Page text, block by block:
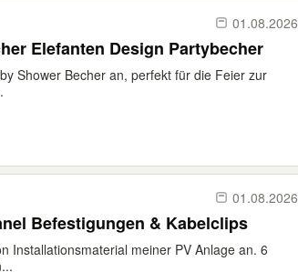
01.08.2026
Elefanten Design Partybecher
Shower Becher an, perfekt für die Feier zur
01.08.2026
Befestigungen & Kabelclips
Installationsmaterial meiner PV Anlage an. 6